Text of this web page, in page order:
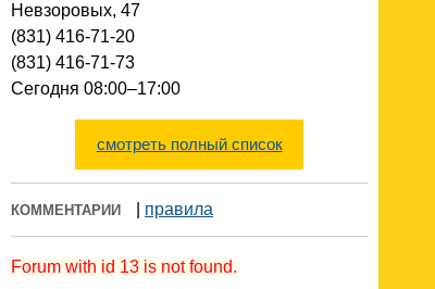
Невзоровых, 47
(831) 416-71-20
(831) 416-71-73
Cегодня 08:00–17:00
смотреть полный список
КОММЕНТАРИИ правила
Forum with id 13 is not found.